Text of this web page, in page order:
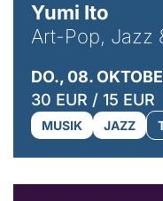
Yumi Ito
Art-Pop, Jazz
DO., 08.
30 EUR / 15 EUR
MUSIK JAZZ